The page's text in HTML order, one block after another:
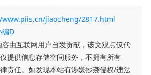
jiaocheng/2817.html
编D
容由互联网用户自发贡献，该文观点仅代
提供信息存储空间服务，不拥有所有
责任。如发现本站有涉嫌抄袭侵权/违法